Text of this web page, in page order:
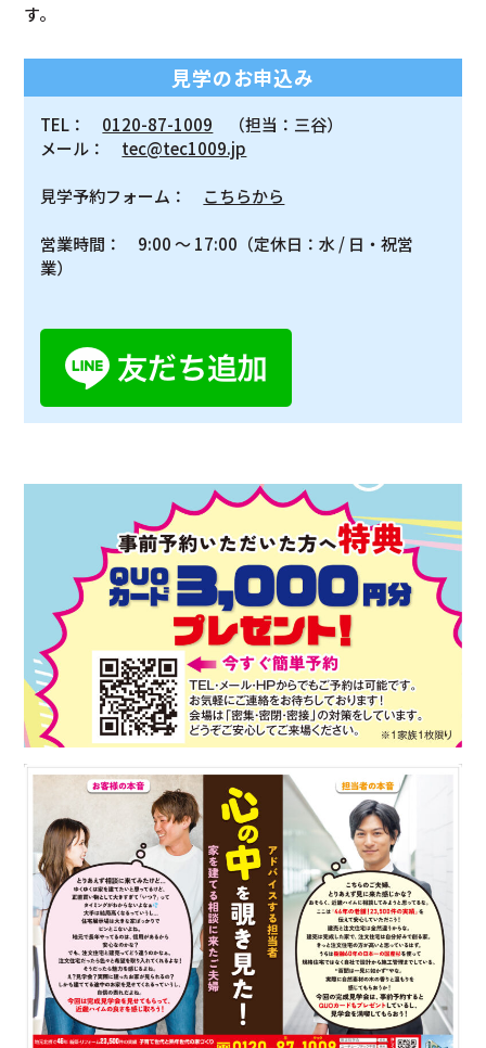
す。
見学のお申込み
TEL： 0120-87-1009 （担当：三谷）
メール： tec@tec1009.jp
見学予約フォーム： こちらから
営業時間： 9:00 ～ 17:00（定休日：水 / 日・祝営
業）